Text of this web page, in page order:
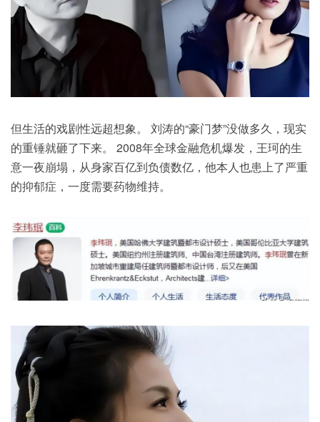
但生活的戏剧性远超想象。 刘涛的“豪门梦”没做多久，现实
的重锤就砸了下来。 2008年全球金融危机爆发，王珂的生
意一夜崩塌，从身家百亿到负债数亿，他本人也患上了严重
的抑郁症，一度需要药物维持。